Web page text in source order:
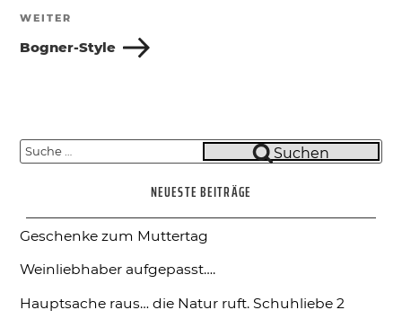
Nächster
Beitrag
WEITER
Bogner-Style
Suche
Suchen
NEUESTE BEITRÄGE
Geschenke zum Muttertag
Weinliebhaber aufgepasst….
Hauptsache raus… die Natur ruft. Schuhliebe 2